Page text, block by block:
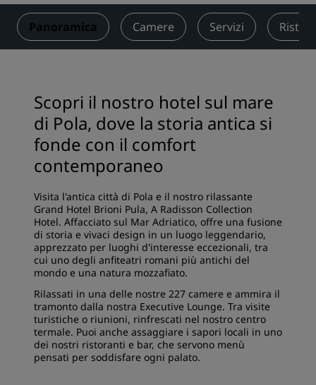
Panoramica Camere Servizi
Scopri il nostro hotel sul mare
di Pola, dove la storia antica si
fonde con il comfort
contemporaneo
Visita l'antica città di Pola e il nostro rilassante
Grand Hotel Brioni Pula, A Radisson Collection
Hotel. Affacciato sul Mar Adriatico, offre una fusione
di storia e vivaci design in un luogo leggendario,
apprezzato per luoghi d'interesse eccezionali, tra
cui uno degli anfiteatri romani più antichi del
mondo e una natura mozzafiato.
Rilassati in una delle nostre 227 camere e ammira il
tramonto dalla nostra Executive Lounge. Tra visite
turistiche o riunioni, rinfrescati nel nostro centro
termale. Puoi anche assaggiare i sapori locali in uno
dei nostri ristoranti e bar, che servono menù
pensati per soddisfare ogni palato.